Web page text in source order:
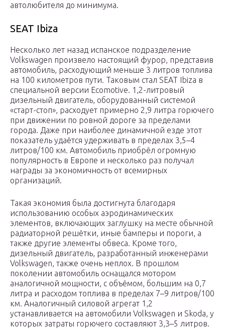
автолюбителя до минимума.
SEAT Ibiza
Несколько лет назад испанское подразделение
Volkswagen произвело настоящий фурор, представив
автомобиль, расходующий меньше 3 литров топлива
на 100 километров пути. Таковым стал SEAT Ibiza в
специальной версии Ecomotive. 1,2-литровый
дизельный двигатель, оборудованный системой
«старт-стоп», расходует примерно 2,9 литра горючего
при движении по ровной дороге за пределами
города. Даже при наиболее динамичной езде этот
показатель удаётся удерживать в пределах 3,5–4
литров/100 км. Автомобиль приобрёл огромную
популярность в Европе и несколько раз получал
награды за экономичность от всемирных
организаций.
Такая экономия была достигнута благодаря
использованию особых аэродинамических
элементов, включающих заглушку на месте обычной
радиаторной решётки, иные бамперы и пороги, а
также другие элементы обвеса. Кроме того,
дизельный двигатель, разработанный инженерами
Volkswagen, также очень неплох. В прошлом
поколении автомобиль оснащался мотором
аналогичной мощности, с объёмом, большим на 0,7
литра и расходом топлива в пределах 7–9 литров/100
км. Аналогичный силовой агрегат 1,2
устанавливается на автомобили Volkswagen и Skoda, у
которых затраты горючего составляют 3,3–5 литров.